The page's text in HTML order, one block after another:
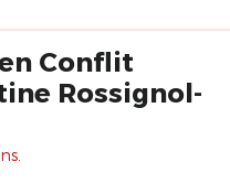
Conflit
Rossignol-